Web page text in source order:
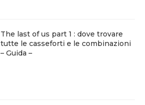
The last of us part 1 : dove trovare
tutte le casseforti e le combinazioni
– Guida –